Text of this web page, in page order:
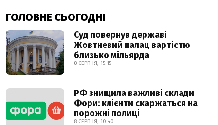
ГОЛОВНЕ СЬОГОДНІ
Суд повернув державі
Жовтневий палац вартістю
близько мільярда
8 СЕРПНЯ, 15:15
РФ знищила важливі склади
Фори: клієнти скаржаться на
порожні полиці
8 СЕРПНЯ, 10:40